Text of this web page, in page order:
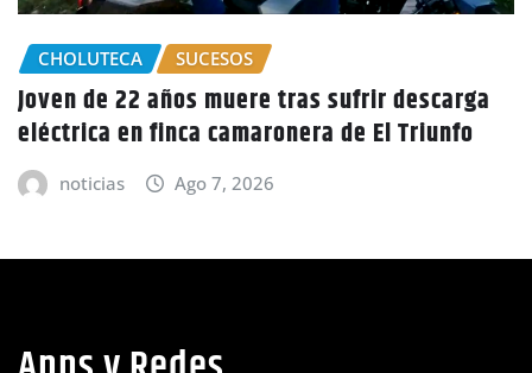
GOBIERNO HONDURAS NACIONALES
CIDH escucha denuncias por uso de
políticos y debilidad de la